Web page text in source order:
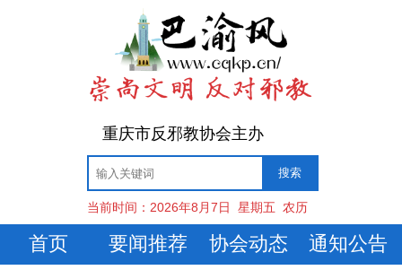
重庆市反邪教协会主办
当前时间： 2026年8月7日 星期五 农历
首页 要闻推荐 协会动态 通知公告